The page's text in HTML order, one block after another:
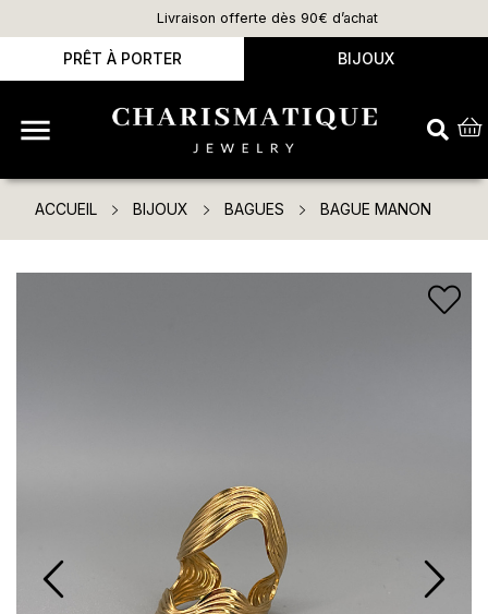
Livraison offerte dès 90€ d’achat
PRÊT À PORTER BIJOUX

ACCUEIL BIJOUX BAGUES BAGUE MANON